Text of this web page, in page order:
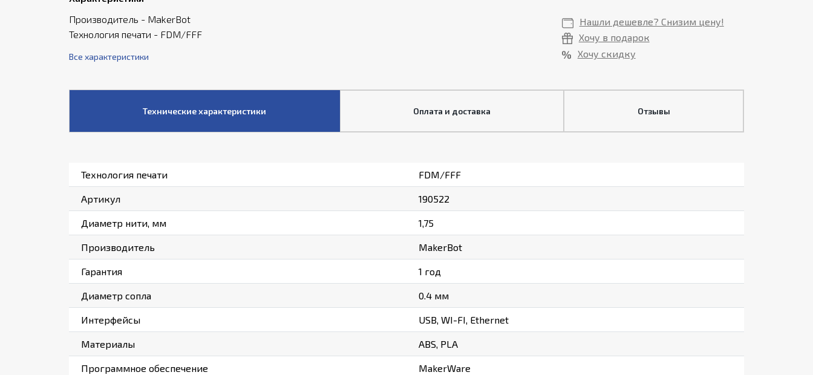
Производитель - MakerBot
Технология печати - FDM/FFF
Все характеристики
Нашли дешевле? Снизим цену!
Хочу в подарок
Хочу скидку
Технические характеристики Оплата и доставка Отзывы
Технология печати FDM/FFF
Артикул 190522
Диаметр нити, мм 1,75
Производитель MakerBot
Гарантия 1 год
Диаметр сопла 0.4 мм
Интерфейсы USB, WI-FI, Ethernet
Материалы ABS, PLA
Программное обеспечение MakerWare